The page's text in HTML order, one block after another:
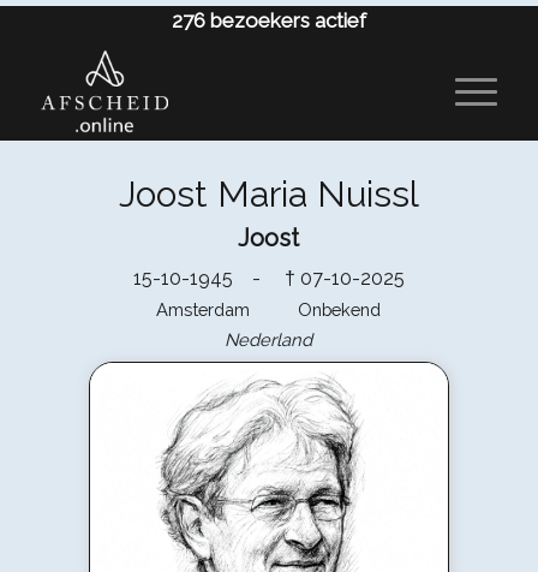
276 bezoekers actief
Joost Maria Nuissl
Joost
15-10-1945 - † 07-10-2025
Amsterdam Onbekend
Nederland